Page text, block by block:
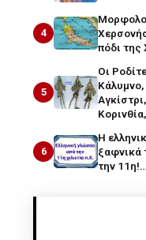
4
πόδι της
5
Οι
Κάλυμνο,
6
Η
ξαφνικά
την 11η!…